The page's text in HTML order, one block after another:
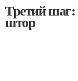
Третий
штор